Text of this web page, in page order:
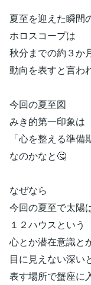
夏至を迎えた瞬間
ホロスコープは
秋分までの約３か
動向を表すと言わ
今回の夏至図
みき的第一印象は
「心を整える準備
なのかなと🤔
なぜなら
今回の夏至で太陽
１２ハウスという
心とか潜在意識と
目に見えない深い
表す場所で蟹座に